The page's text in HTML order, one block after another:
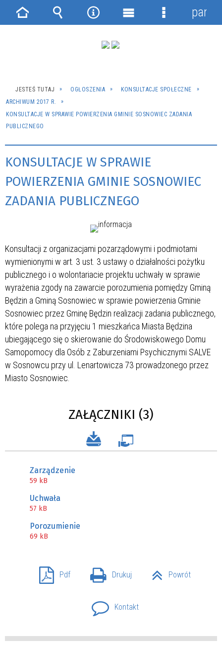
JESTEŚ TUTAJ OGŁOSZENIA
KONSULTACJE SPOŁECZNE
ARCHIWUM 2017 R.
KONSULTACJE W SPRAWIE POWIERZENIA GMINIE SOSNOWIEC ZADANIA
PUBLICZNEGO
KONSULTACJE W SPRAWIE
POWIERZENIA GMINIE SOSNOWIEC
ZADANIA PUBLICZNEGO
Konsultacji z organizacjami pozarządowymi i podmiotami
wymienionymi w art. 3 ust. 3 ustawy o działalności pożytku
publicznego i o wolontariacie projektu uchwały w sprawie
wyrażenia zgody na zawarcie porozumienia pomiędzy Gminą
Będzin a Gminą Sosnowiec w sprawie powierzenia Gminie
Sosnowiec przez Gminę Będzin realizacji zadania publicznego,
które polega na przyjęciu 1 mieszkańca Miasta Będzina
ubiegającego się o skierowanie do Środowiskowego Domu
Samopomocy dla Osób z Zaburzeniami Psychicznymi SALVE
w Sosnowcu przy ul. Lenartowicza 73 prowadzonego przez
Miasto Sosnowiec.
ZAŁĄCZNIKI (3)
Zarządzenie
59 kB
Uchwała
57 kB
Porozumienie
69 kB
Pdf Drukuj Powrót
Kontakt
Strona Wyszukiwarka
NarzędziaMenu
Menu
panel